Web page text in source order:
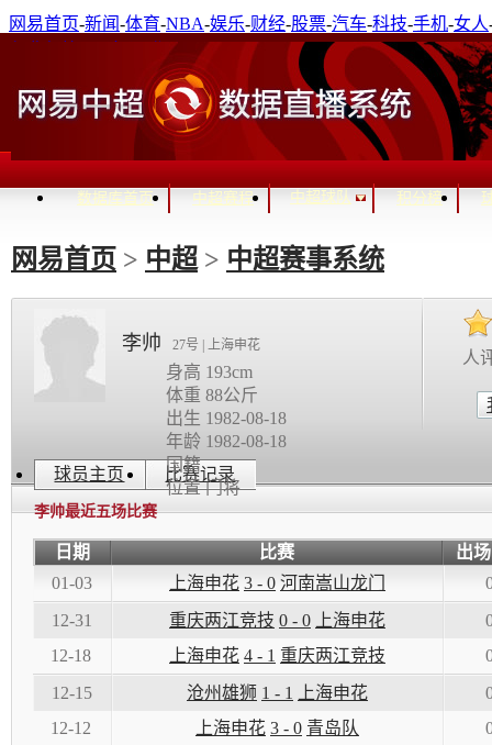
网易首页-新闻-体育-NBA-娱乐-财经-股票-汽车-科技-手机-女人
通行证登录
进入关怀模式
数据库首页 中超赛程 中超球队 积分榜
网易首页 > 中超 > 中超赛事系统
李帅 27号 | 上海申花
身高 193cm
体重 88公斤
出生 1982-08-18
年龄 1982-08-18
国籍
位置 门将
人
球员主页 比赛记录
李帅最近五场比赛
日期 比赛
出
01-03
上海申花 3 - 0 河南嵩山龙门
12-31
重庆两江竞技 0 - 0 上海申花
12-18
上海申花 4 - 1 重庆两江竞技
12-15
沧州雄狮 1 - 1 上海申花
12-12
上海申花 3 - 0 青岛队